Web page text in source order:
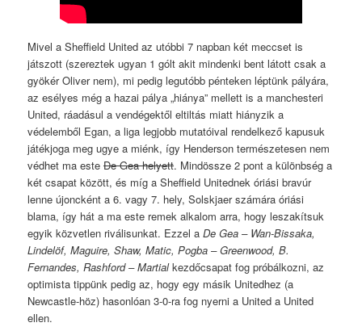
Mivel a Sheffield United az utóbbi 7 napban két meccset is
játszott (szereztek ugyan 1 gólt akit mindenki bent látott csak a
gyökér Oliver nem), mi pedig legutóbb pénteken léptünk pályára,
az esélyes még a hazai pálya „hiánya” mellett is a manchesteri
United, ráadásul a vendégektől eltiltás miatt hiányzik a
védelemből Egan, a liga legjobb mutatóival rendelkező kapusuk
játékjoga meg ugye a miénk, így Henderson természetesen nem
védhet ma esteDe Gea helyett. Mindössze 2 pont a különbség a
két csapat között, és míg a Sheffield Unitednek óriási bravúr
lenne újoncként a 6. vagy 7. hely, Solskjaer számára óriási
blama, így hát a ma este remek alkalom arra, hogy leszakítsuk
egyik közvetlen riválisunkat. Ezzel aDe Gea – Wan-Bissaka,
Lindelöf, Maguire, Shaw, Matic, Pogba – Greenwood, B.
Fernandes, Rashford – Martialkezdőcsapat fog próbálkozni, az
optimista tippünk pedig az, hogy egy másik Unitedhez (a
Newcastle-höz) hasonlóan 3-0-ra fog nyerni a United a United
ellen.